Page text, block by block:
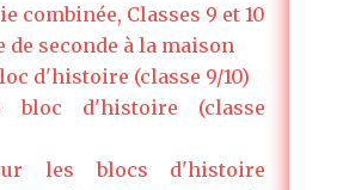
combinée, Classes 9 et 10
de seconde à la maison
d'histoire (classe 9/10)
bloc d'histoire (classe
les blocs d'histoire